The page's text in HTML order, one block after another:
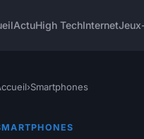
ActuHigh TechInternet
›Smartphones